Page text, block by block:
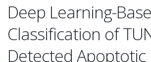
Deep Learning-
Classification of
Detected Apoptotic